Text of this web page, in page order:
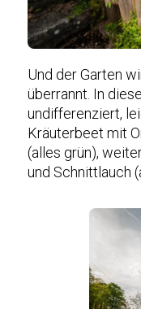
Und der Garten
überrannt. In
undifferenziert,
Kräuterbeet mit
(alles grün),
und Schnittlauch